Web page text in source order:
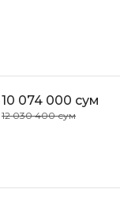
10 074 000 сум
12 030 400 сум
Microsoft Azure